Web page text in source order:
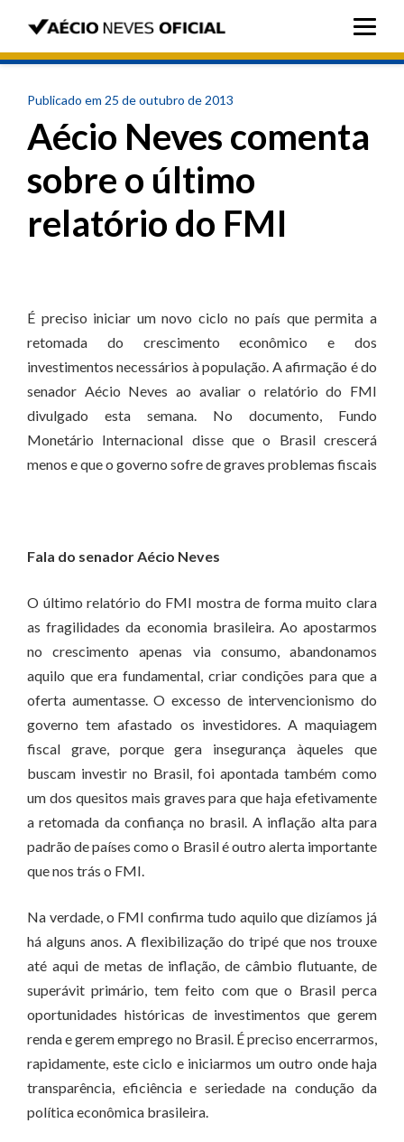
Publicado em 25 de outubro de 2013
Aécio Neves comenta
sobre o último
relatório do FMI
É preciso iniciar um novo ciclo no país que permita a
retomada do crescimento econômico e dos
investimentos necessários à população. A afirmação é do
senador Aécio Neves ao avaliar o relatório do FMI
divulgado esta semana. No documento, Fundo
Monetário Internacional disse que o Brasil crescerá
menos e que o governo sofre de graves problemas fiscais
Fala do senador Aécio Neves
O último relatório do FMI mostra de forma muito clara
as fragilidades da economia brasileira. Ao apostarmos
no crescimento apenas via consumo, abandonamos
aquilo que era fundamental, criar condições para que a
oferta aumentasse. O excesso de intervencionismo do
governo tem afastado os investidores. A maquiagem
fiscal grave, porque gera insegurança àqueles que
buscam investir no Brasil, foi apontada também como
um dos quesitos mais graves para que haja efetivamente
a retomada da confiança no brasil. A inflação alta para
padrão de países como o Brasil é outro alerta importante
que nos trás o FMI.
Na verdade, o FMI confirma tudo aquilo que dizíamos já
há alguns anos. A flexibilização do tripé que nos trouxe
até aqui de metas de inflação, de câmbio flutuante, de
superávit primário, tem feito com que o Brasil perca
oportunidades históricas de investimentos que gerem
renda e gerem emprego no Brasil. É preciso encerrarmos,
rapidamente, este ciclo e iniciarmos um outro onde haja
transparência, eficiência e seriedade na condução da
política econômica brasileira.